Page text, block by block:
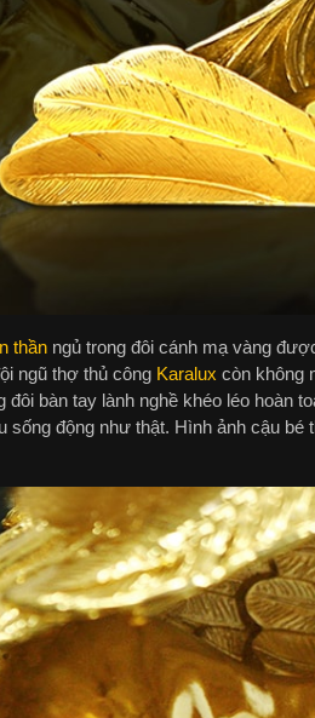
thần ngủ trong đôi cánh mạ vàng
ngũ thợ thủ công Karalux còn không
đôi bàn tay lành nghề khéo léo hoàn
sống động như thật. Hình ảnh cậu